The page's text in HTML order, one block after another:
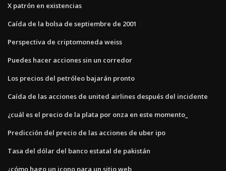
X patrón en existencias
Caída de la bolsa de septiembre de 2001
Perspectiva de criptomoneda weiss
Puedes hacer acciones sin un corredor
Los precios del petróleo bajarán pronto
Caída de las acciones de united airlines después del incidente
¿cuál es el precio de la plata por onza en este momento_
Predicción del precio de las acciones de uber ipo
Tasa del dólar del banco estatal de pakistán
¿cómo hago un icono para un sitio web_